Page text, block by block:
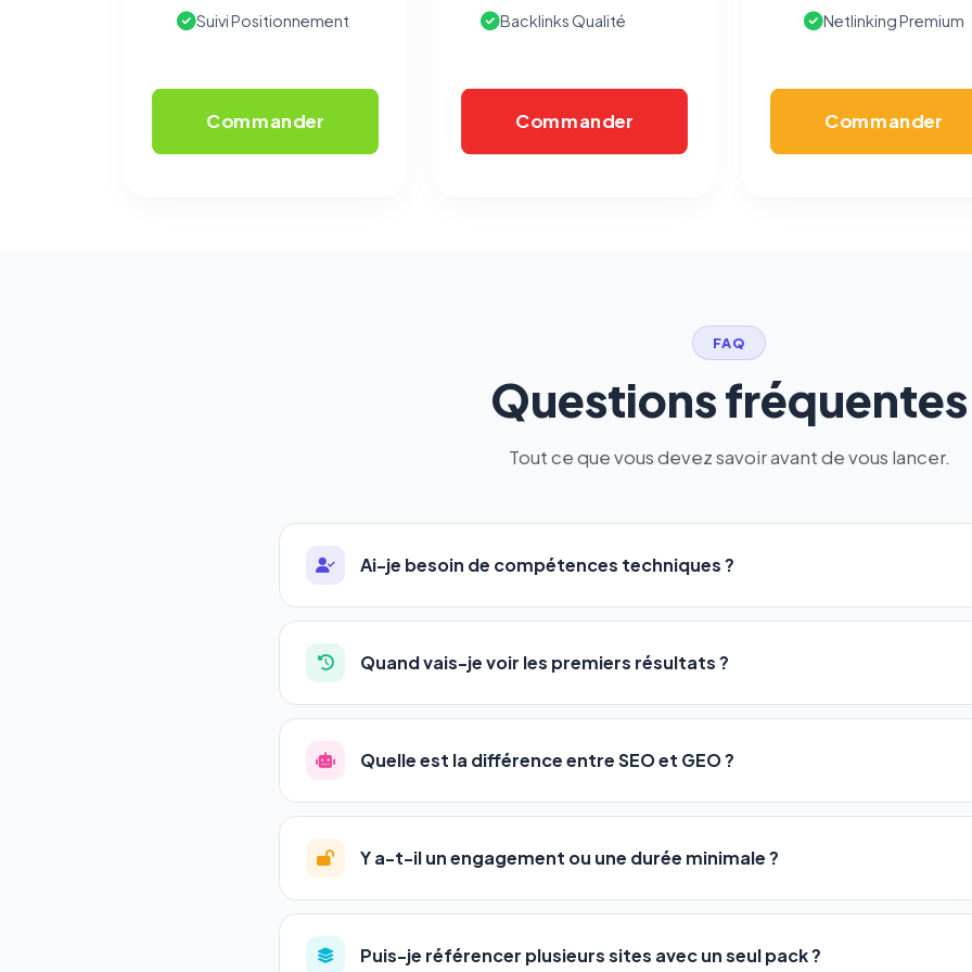
Suivi Positionnement
Commander
Backlinks Qualité
Commander
Netlinking Premium
Commander
FAQ
Questions fréquentes
Tout ce que vous devez savoir avant de vous lancer.
Ai-je besoin de compétences techniques ?
Absolument pas. Notre logiciel a été conçu pour être accessible àtous les profils:
auto-entrepreneurs, PME ou agences. Pas de code, pas de configuration complexe —
l'adresse de votre site, décrivez votre activité, et le logiciel gère tout en automatique
Quand vais-je voir les premiers résultats ?
La plupart de nos utilisateurs observent une amélioration de leur positionnement en4
progression
votre tableau de bord.
Quelle est la différence entre SEO et GEO ?
LeSEO(Search Engine Optimization) vous positionne sur les moteurs classiques :
GEO(Generative Engine Optimization) va plus loin : il fait en sorte que les IA
Gemini et Perplexity
vous citent comme référence dans leurs réponses. Notre
deux simultanément et automatiquement.
Y a-t-il un engagement ou une durée minimale ?
Aucun engagement.Tous nos packs sont résiliables à tout moment, directement
en un clic, ou en nous contactant par téléphone (09 73 89 23 94) ou via le support en
Puis-je référencer plusieurs sites avec un seul pack ?
mesurer l'efficacité de nos campagnes (Google Ads,
Meta/Facebook). Vous pouvez les refuser sans impact sur
Traceurs des courriels
Les e-mails peuvent contenir un pixel d'ouverture et des liens